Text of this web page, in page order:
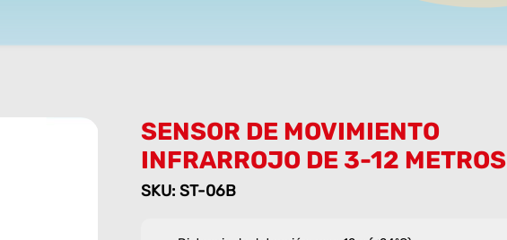
SENSOR DE MOVIMIENTO
INFRARROJO DE 3-12 METROS
SKU: ST-06B